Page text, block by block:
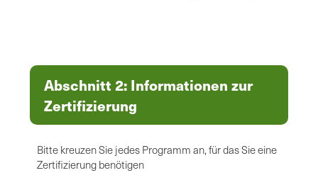
Abschnitt 2: Informationen zur
Zertifizierung
Bitte kreuzen Sie jedes Programm an, für das Sie eine
Zertifizierung benötigen